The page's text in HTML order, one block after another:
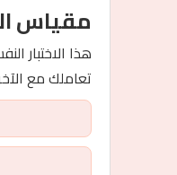
مقياس
تعاملك مع